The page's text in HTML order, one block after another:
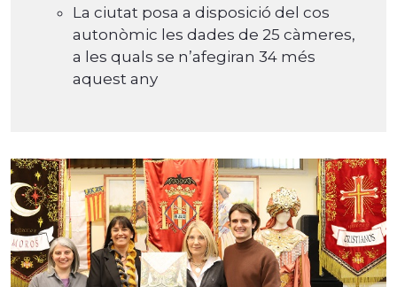
La ciutat posa a disposició del cos
autonòmic les dades de 25 càmeres,
a les quals se n’afegiran 34 més
aquest any